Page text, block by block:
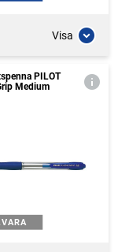
Visa
PILOT
Medium